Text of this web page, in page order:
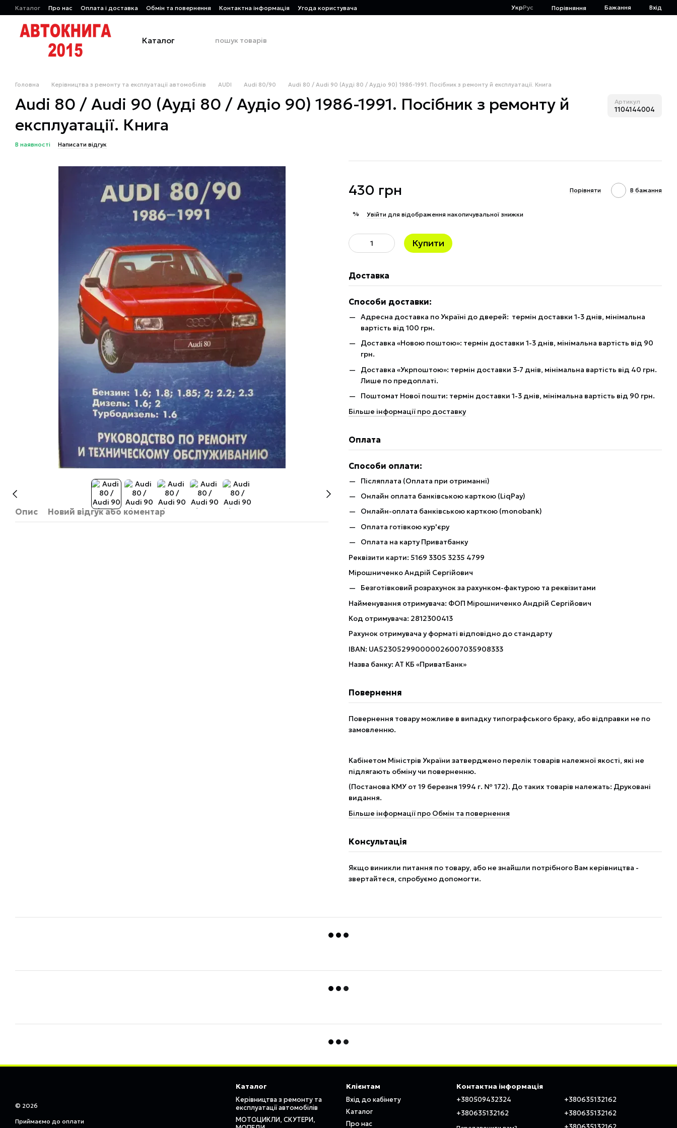
Перейти до основного контенту
Каталог Про нас Оплата і доставка Обмін та повернення Контактна інформація Угода користувача УкрРус Порівняння Бажання Вхід
Каталог
Головна Керівництва з ремонту та експлуатації автомобілів AUDI Audi 80/90 Audi 80 / Audi 90 (Ауді 80 / Аудіо 90) 1986-1991. Посібник з ремонту й експлуатації. Книга
Audi 80 / Audi 90 (Ауді 80 / Аудіо 90) 1986-1991. Посібник з ремонту й
експлуатації. Книга
Артикул
1104144004
В наявності Написати відгук
Опис Новий відгук або коментар
430 грн Порівняти В бажання
% Увійти для відображення накопичувальної знижки
Купити
Доставка
Способи доставки:
Адресна доставка по Україні до дверей: термін доставки 1-3 днів, мінімальна
вартість від 100 грн.
Доставка «Новою поштою»: термін доставки 1-3 днів, мінімальна вартість від 90
грн.
Доставка «Укрпоштою»: термін доставки 3-7 днів, мінімальна вартість від 40 грн.
Лише по предоплаті.
Поштомат Нової пошти: термін доставки 1-3 днів, мінімальна вартість від 90 грн.
Більше інформації про доставку
Оплата
Способи оплати:
Післяплата (Оплата при отриманні)
Онлайн оплата банківською карткою (LiqPay)
Онлайн-оплата банківською карткою (monobank)
Оплата готівкою кур'єру
Оплата на карту Приватбанку
Реквізити карти: 5169 3305 3235 4799
Мірошниченко Андрій Сергійович
Безготівковий розрахунок за рахунком-фактурою та реквізитами
Найменування отримувача: ФОП Мірошниченко Андрій Сергійович
Код отримувача: 2812300413
Рахунок отримувача у форматі відповідно до стандарту
IBAN: UA523052990000026007035908333
Назва банку: АТ КБ «ПриватБанк»
Повернення
Повернення товару можливе в випадку типографського браку, або відправки не по
замовленню.
Кабінетом Міністрів України затверджено перелік товарів належної якості, які не
підлягають обміну чи поверненню.
(Постанова КМУ от 19 березня 1994 г. № 172). До таких товарів належать: Друковані
видання.
Більше інформації про Обмін та повернення
Консультація
Якщо виникли питання по товару, або не знайшли потрібного Вам керівництва -
звертайтеся, спробуємо допомогти.
© 2026
Приймаємо до оплати
Каталог
Керівництва з ремонту та
експлуатації автомобілів
МОТОЦИКЛИ, СКУТЕРИ,
Клієнтам
Вхід до кабінету
Каталог
Про нас
Контактна інформація
+380509432324
+380635132162
+380635132162
+380635132162